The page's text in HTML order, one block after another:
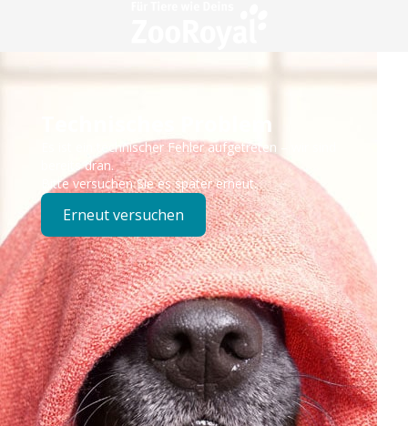
Technisches Problem
Es ist ein technischer Fehler aufgetreten – wir sind
bereits dran.
Bitte versuchen Sie es später erneut.
Erneut versuchen